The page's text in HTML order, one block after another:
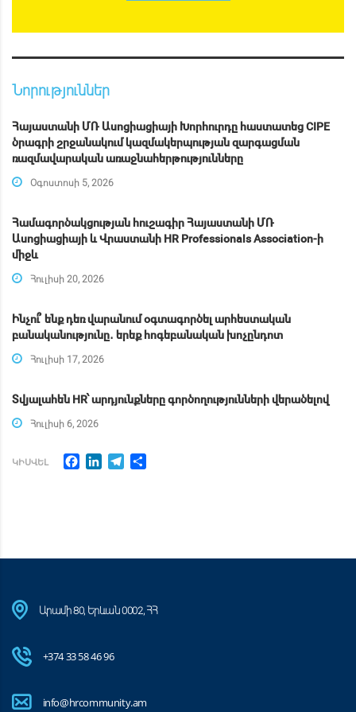
Նորություններ
Հայաստանի ՄՌ Ասոցիացիայի Խորհուրդը հաստատեց CIPE
ծրագրի շրջանակում կազմակերպության զարգացման
ռազմավարական առաջնահերթությունները
Օգոստոսի 5, 2026
Համագործակցության հուշագիր Հայաստանի ՄՌ
Ասոցիացիայի և Վրաստանի HR Professionals Association-ի
միջև
Հուլիսի 20, 2026
Ինչու՞ ենք դեռ վարանում օգտագործել արհեստական
բանականությունը․ երեք հոգեբանական խոչընդոտ
Հուլիսի 17, 2026
Տվյալահեն HR՝ արդյունքները գործողությունների վերածելով
Հուլիսի 6, 2026
ԿԻՍՎԵԼ Facebook
LinkedInTelegram
Արամի 80, Երևան 0002, ՀՀ
+374 33 58 46 96
info@hrcommunity.am